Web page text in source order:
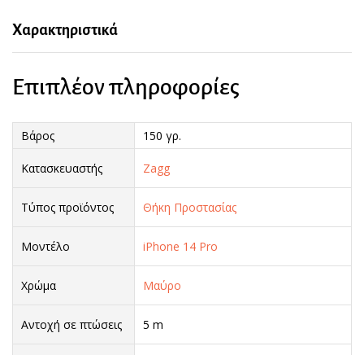
Χαρακτηριστικά
Επιπλέον πληροφορίες
Βάρος 150 γρ.
Κατασκευαστής Zagg
Τύπος προϊόντος Θήκη Προστασίας
Μοντέλο iPhone 14 Pro
Χρώμα Μαύρο
Αντοχή σε πτώσεις 5 m